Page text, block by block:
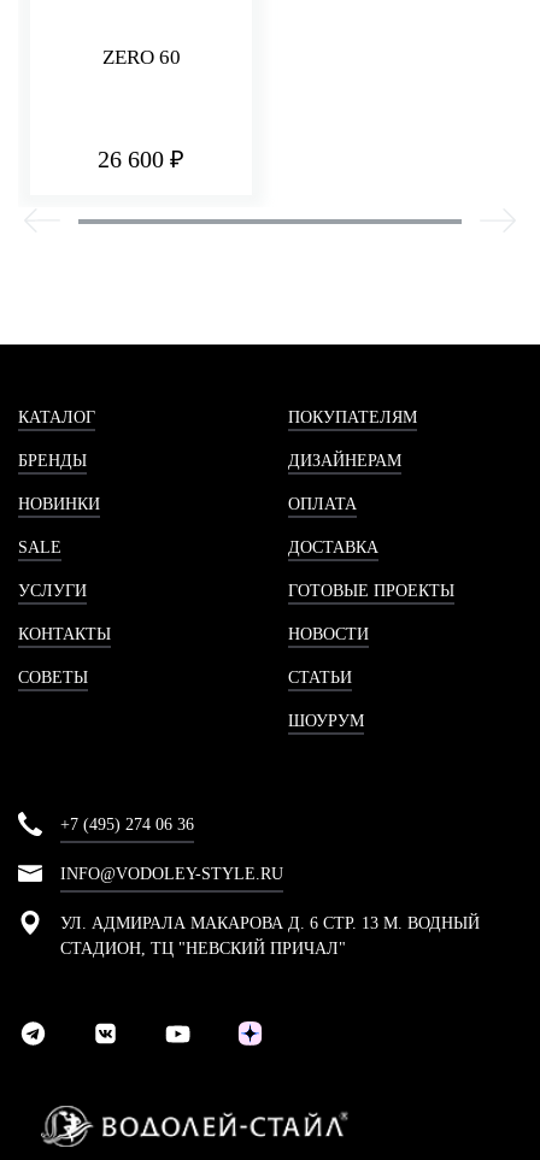
ZERO 60
26 600 ₽
КАТАЛОГ
БРЕНДЫ
НОВИНКИ
SALE
УСЛУГИ
КОНТАКТЫ
СОВЕТЫ
ПОКУПАТЕЛЯМ
ДИЗАЙНЕРАМ
ОПЛАТА
ДОСТАВКА
ГОТОВЫЕ ПРОЕКТЫ
НОВОСТИ
СТАТЬИ
ШОУРУМ
+7 (495) 274 06 36
INFO@VODOLEY-STYLE.RU
УЛ. АДМИРАЛА МАКАРОВА Д. 6 СТР. 13 М. ВОДНЫЙ
СТАДИОН, ТЦ "НЕВСКИЙ ПРИЧАЛ"